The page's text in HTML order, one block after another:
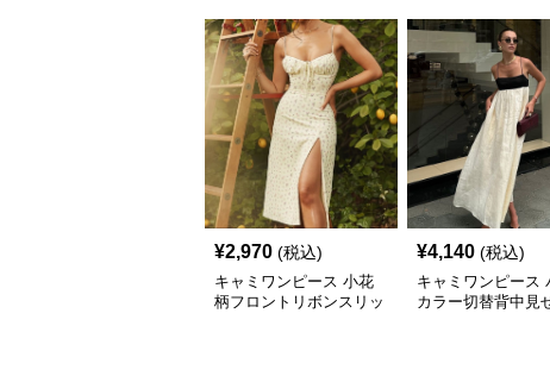
¥2,970 (税込)
キャミワンピース 小花
柄フロントリボンスリッ
¥4,140 (税込)
キャミワンピース
カラー切替背中見